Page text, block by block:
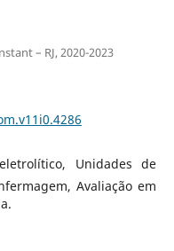
– RJ, 2020-2023
Unidades de
Avaliação em